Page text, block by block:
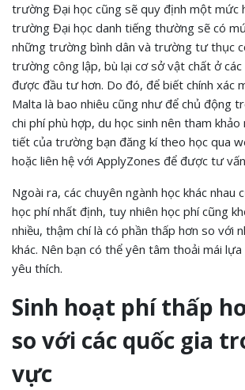
trường Đại học cũng sẽ quy định một mức
trường Đại học danh tiếng thường sẽ có
những trường bình dân và trường tư thục
trường công lập, bù lại cơ sở vật chất ở
được đầu tư hơn. Do đó, để biết chính xác
Malta là bao nhiêu cũng như để chủ động
chi phí phù hợp, du học sinh nên tham khảo
tiết của trường bạn đăng kí theo học qua
hoặc liên hệ với ApplyZones để được tư
Ngoài ra, các chuyên ngành học khác nhau
học phí nhất định, tuy nhiên học phí cũng
nhiều, thậm chí là có phần thấp hơn so với
khác. Nên bạn có thể yên tâm thoải mái lựa
yêu thích.
Sinh hoạt phí thấp
so với các quốc gia
vực